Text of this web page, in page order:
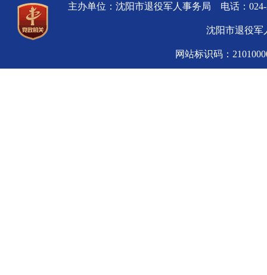
主办单位：沈阳市退役军人事务局 电话：
沈阳市退役军
网站标识码：